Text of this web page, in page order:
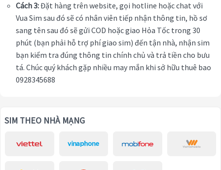
Cách 3:Đặt hàng trên website, gọi hotline hoặc chat với
Vua Sim sau đó sẽ có nhân viên tiếp nhận thông tin, hồ sơ
sang tên sau đó sẽ gửi COD hoặc giao Hỏa Tốc trong 30
phút (bạn phải hỗ trợ phí giao sim) đến tận nhà, nhận sim
bạn kiểm tra đúng thông tin chính chủ và trả tiền cho bưu
tá. Chúc quý khách gặp nhiều may mắn khi sở hữu thuê bao
0928345688
SIM THEO NHÀ MẠNG